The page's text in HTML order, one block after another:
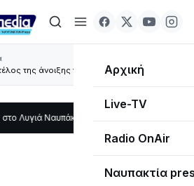
Αρχική
Live-TV
Radio OnAir
Ναυπακτία
της άνοιξης του 2023
Ναυπάκτου12:08